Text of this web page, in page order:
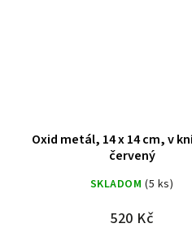
Oxid metál, 14 x 14 cm, v
červený
SKLADOM (5 ks)
520 Kč